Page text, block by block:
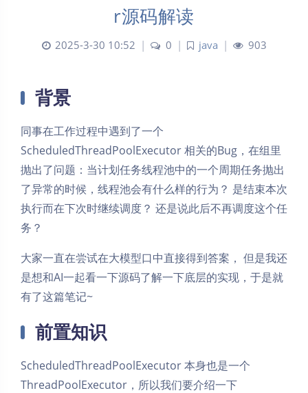
r源码解读
2025-3-30 10:52 | 0 | java | 903
背景
同事在工作过程中遇到了一个
ScheduledThreadPoolExecutor 相关的Bug，在组里
抛出了问题：当计划任务线程池中的一个周期任务抛出
了异常的时候，线程池会有什么样的行为？ 是结束本次
执行而在下次时继续调度？ 还是说此后不再调度这个任
务？
大家一直在尝试在大模型口中直接得到答案， 但是我还
是想和AI一起看一下源码了解一下底层的实现，于是就
有了这篇笔记~
前置知识
ScheduledThreadPoolExecutor 本身也是一个
ThreadPoolExecutor，所以我们要介绍一下